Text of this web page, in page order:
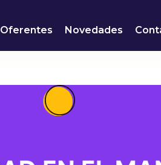
Oferentes Novedades